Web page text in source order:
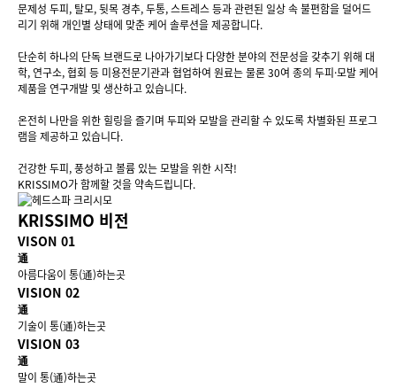
문제성 두피, 탈모, 뒷목 경추, 두통, 스트레스 등과 관련된 일상 속 불편함을 덜어드
리기 위해 개인별 상태에 맞춘 케어 솔루션을 제공합니다.
단순히 하나의 단독 브랜드로 나아가기보다 다양한 분야의 전문성을 갖추기 위해 대
학, 연구소, 협회 등 미용전문기관과 협업하여 원료는 물론 30여 종의 두피·모발 케어
제품을 연구개발 및 생산하고 있습니다.
온전히 나만을 위한 힐링을 즐기며 두피와 모발을 관리할 수 있도록 차별화된 프로그
램을 제공하고 있습니다.
건강한 두피, 풍성하고 볼륨 있는 모발을 위한 시작!
KRISSIMO가 함께할 것을 약속드립니다.
KRISSIMO 비전
VISON 01
通
아름다움이 통(通)하는곳
VISION 02
通
기술이 통(通)하는곳
VISION 03
通
말이 통(通)하는곳